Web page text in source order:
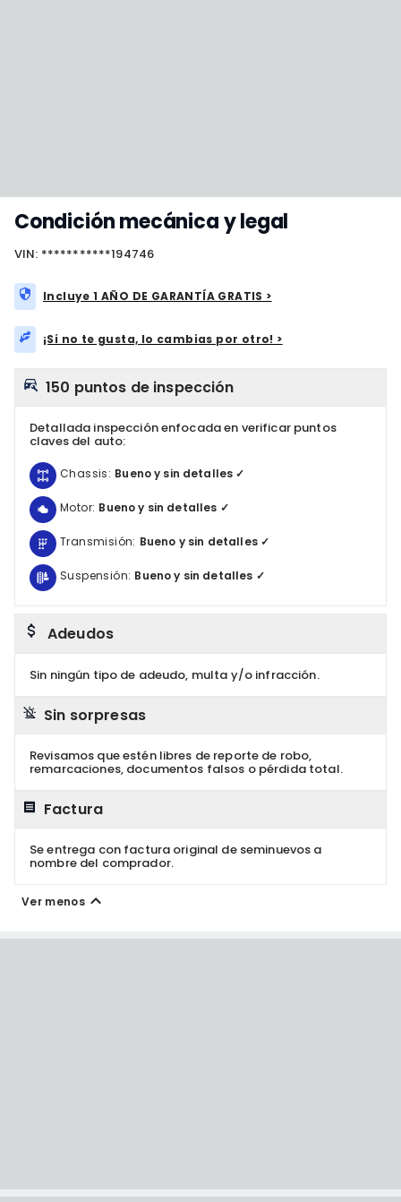
Condición mecánica y legal
VIN: ***********194746
Incluye 1 AÑO DE GARANTÍA GRATIS >
¡Si no te gusta, lo cambias por otro! >
150 puntos de inspección
Detallada inspección enfocada en verificar puntos
claves del auto:
Chassis: Bueno y sin detalles ✓
Motor: Bueno y sin detalles ✓
Transmisión: Bueno y sin detalles ✓
Suspensión: Bueno y sin detalles ✓
Adeudos
Sin ningún tipo de adeudo, multa y/o infracción.
Sin sorpresas
Revisamos que estén libres de reporte de robo,
remarcaciones, documentos falsos o pérdida total.
Factura
Se entrega con factura original de seminuevos a
nombre del comprador.
Ver menos